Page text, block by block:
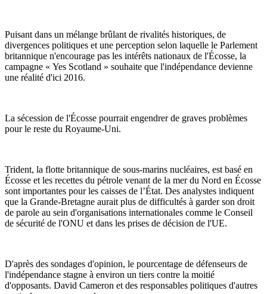
Puisant dans un mélange brûlant de rivalités historiques, de
divergences politiques et une perception selon laquelle le Parlement
britannique n'encourage pas les intérêts nationaux de l'Écosse, la
campagne « Yes Scotland » souhaite que l'indépendance devienne
une réalité d'ici 2016.
La sécession de l'Écosse pourrait engendrer de graves problèmes
pour le reste du Royaume-Uni.
Trident, la flotte britannique de sous-marins nucléaires, est basé en
Écosse et les recettes du pétrole venant de la mer du Nord en Écosse
sont importantes pour les caisses de l’État. Des analystes indiquent
que la Grande-Bretagne aurait plus de difficultés à garder son droit
de parole au sein d'organisations internationales comme le Conseil
de sécurité de l'ONU et dans les prises de décision de l'UE.
D'après des sondages d'opinion, le pourcentage de défenseurs de
l'indépendance stagne à environ un tiers contre la moitié
d'opposants. David Cameron et des responsables politiques d'autres